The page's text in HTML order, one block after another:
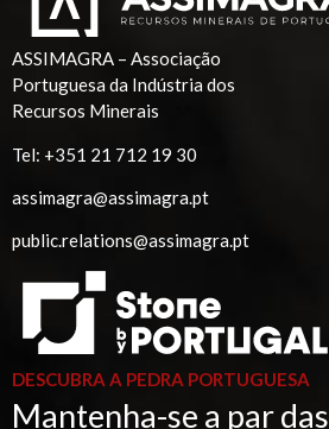
ASSIMAGRA – Associação
Portuguesa da Indústria dos
Recursos Minerais
Tel: +351 21 712 19 30
assimagra@assimagra.pt
public.relations@assimagra.pt
DESCUBRA A PEDRA PORTUGUESA
Mantenha-se a par das